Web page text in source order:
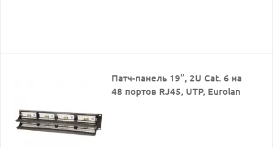
Патч-панель 19”, 2U Cat. 6 на
48 портов RJ45, UTP, Eurolan